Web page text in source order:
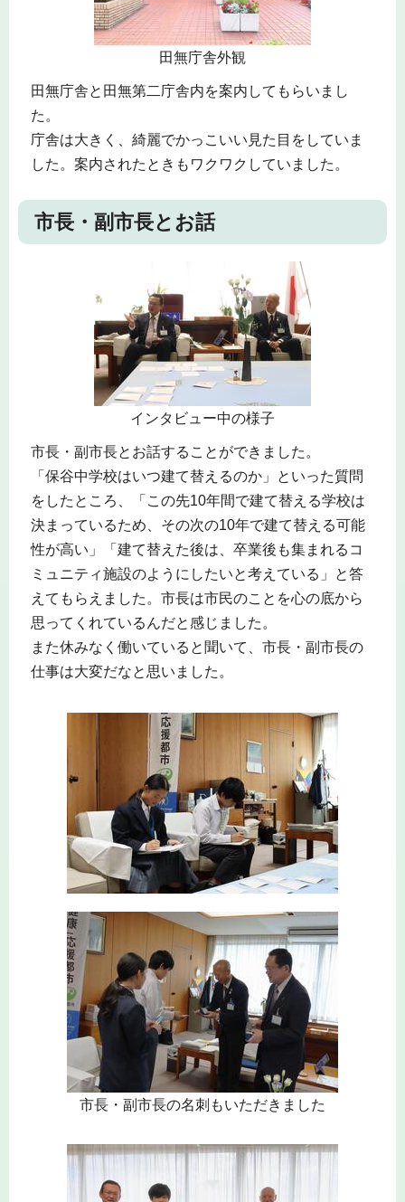
田無庁舎外観
田無庁舎と田無第二庁舎内を案内してもらいまし
た。
庁舎は大きく、綺麗でかっこいい見た目をしていま
した。案内されたときもワクワクしていました。
市長・副市長とお話
インタビュー中の様子
市長・副市長とお話することができました。
「保谷中学校はいつ建て替えるのか」といった質問
をしたところ、「この先10年間で建て替える学校は
決まっているため、その次の10年で建て替える可能
性が高い」「建て替えた後は、卒業後も集まれるコ
ミュニティ施設のようにしたいと考えている」と答
えてもらえました。市長は市民のことを心の底から
思ってくれているんだと感じました。
また休みなく働いていると聞いて、市長・副市長の
仕事は大変だなと思いました。
市長・副市長の名刺もいただきました